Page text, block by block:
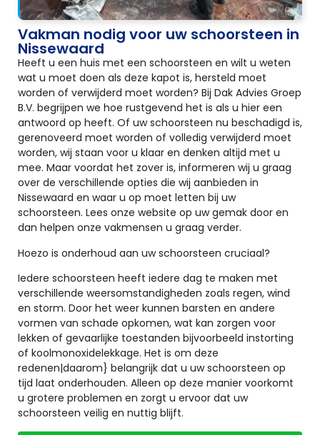
Vakman nodig voor uw schoorsteen in
Nissewaard
Heeft u een huis met een schoorsteen en wilt u weten
wat u moet doen als deze kapot is, hersteld moet
worden of verwijderd moet worden? Bij Dak Advies Groep
B.V. begrijpen we hoe rustgevend het is als u hier een
antwoord op heeft. Of uw schoorsteen nu beschadigd is,
gerenoveerd moet worden of volledig verwijderd moet
worden, wij staan voor u klaar en denken altijd met u
mee. Maar voordat het zover is, informeren wij u graag
over de verschillende opties die wij aanbieden in
Nissewaard en waar u op moet letten bij uw
schoorsteen. Lees onze website op uw gemak door en
dan helpen onze vakmensen u graag verder.
Hoezo is onderhoud aan uw schoorsteen cruciaal?
Iedere schoorsteen heeft iedere dag te maken met
verschillende weersomstandigheden zoals regen, wind
en storm. Door het weer kunnen barsten en andere
vormen van schade opkomen, wat kan zorgen voor
lekken of gevaarlijke toestanden bijvoorbeeld instorting
of koolmonoxidelekkage. Het is om deze
redenen|daarom} belangrijk dat u uw schoorsteen op
tijd laat onderhouden. Alleen op deze manier voorkomt
u grotere problemen en zorgt u ervoor dat uw
schoorsteen veilig en nuttig blijft.